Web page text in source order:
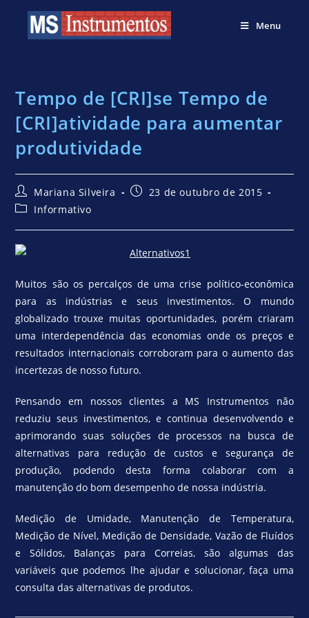
Menu
Tempo de [CRI]se Tempo de
[CRI]atividade para aumentar
produtividade
Mariana Silveira
23 de outubro de 2015
Informativo
Muitos são os percalços de uma crise político-econômica
para as indústrias e seus investimentos. O mundo
globalizado trouxe muitas oportunidades, porém criaram
uma interdependência das economias onde os preços e
resultados internacionais corroboram para o aumento das
incertezas de nosso futuro.
Pensando em nossos clientes a MS Instrumentos não
reduziu seus investimentos, e continua desenvolvendo e
aprimorando suas soluções de processos na busca de
alternativas para redução de custos e segurança de
produção, podendo desta forma colaborar com a
manutenção do bom desempenho de nossa indústria.
Medição de Umidade, Manutenção de Temperatura,
Medição de Nível, Medição de Densidade, Vazão de Fluídos
e Sólidos, Balanças para Correias, são algumas das
variáveis que podemos lhe ajudar e solucionar, faça uma
consulta das alternativas de produtos.